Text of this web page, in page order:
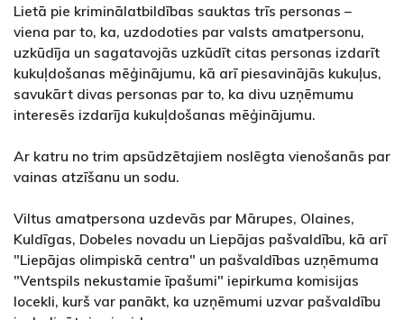
Lietā pie kriminālatbildības sauktas trīs personas –
viena par to, ka, uzdodoties par valsts amatpersonu,
uzkūdīja un sagatavojās uzkūdīt citas personas izdarīt
kukuļdošanas mēģinājumu, kā arī piesavinājās kukuļus,
savukārt divas personas par to, ka divu uzņēmumu
interesēs izdarīja kukuļdošanas mēģinājumu.
Ar katru no trim apsūdzētajiem noslēgta vienošanās par
vainas atzīšanu un sodu.
Viltus amatpersona uzdevās par Mārupes, Olaines,
Kuldīgas, Dobeles novadu un Liepājas pašvaldību, kā arī
"Liepājas olimpiskā centra" un pašvaldības uzņēmuma
"Ventspils nekustamie īpašumi" iepirkuma komisijas
locekli, kurš var panākt, ka uzņēmumi uzvar pašvaldību